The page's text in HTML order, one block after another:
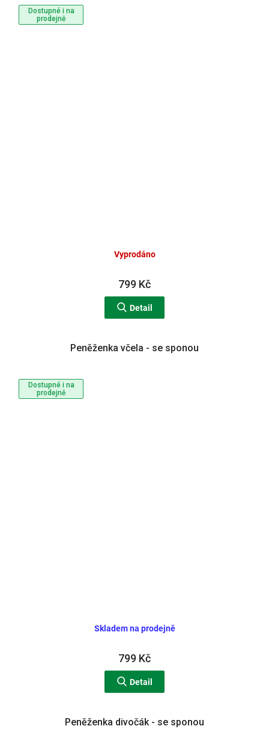
Dostupné i na
prodejně
Vyprodáno
799 Kč
Detail
Dostupné i na
prodejně
Peněženka včela - se sponou
Skladem na prodejně
799 Kč
Detail
Peněženka divočák - se sponou